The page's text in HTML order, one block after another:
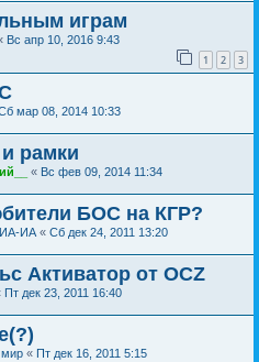
играм
Вс апр 10, 2016 9:43
1 2 3
мар 08, 2014 10:33
рамки
« Вс фев 09, 2014 11:34
БОС на КГР?
ИА « Сб дек 24, 2011 13:20
Активатор от OCZ
Пт дек 23, 2011 16:40
мир « Пт дек 16, 2011 5:15